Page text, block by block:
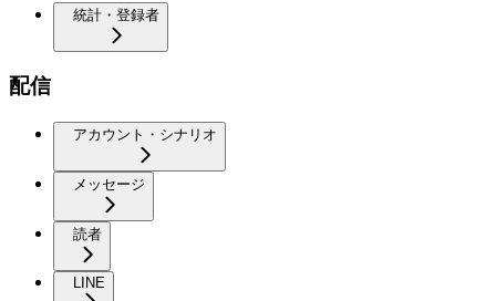
統計・登録者
配信
アカウント・シナリオ
メッセージ
読者
LINE